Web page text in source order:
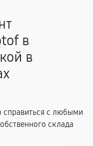
в
в
с любыми
склада